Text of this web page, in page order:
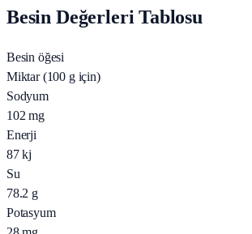
Besin Değerleri Tablosu
Besin öğesi
Miktar (100 g için)
Sodyum
102 mg
Enerji
87 kj
Su
78.2 g
Potasyum